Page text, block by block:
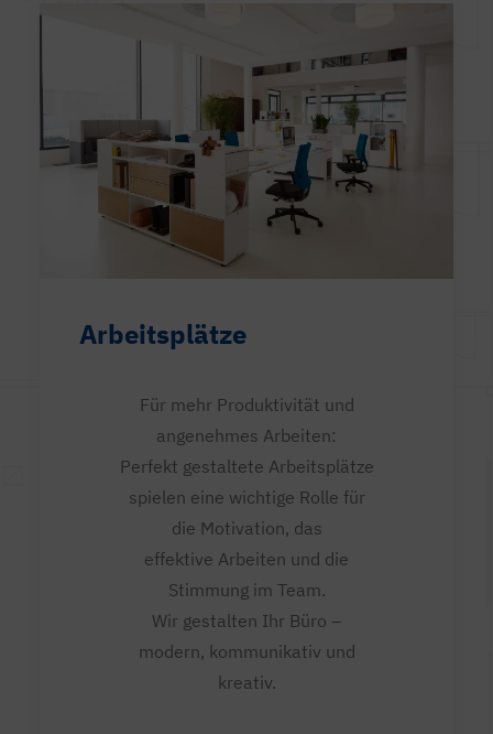
Arbeitsplätze
Für mehr Produktivität und
angenehmes Arbeiten:
Perfekt gestaltete Arbeitsplätze
spielen eine wichtige Rolle für
die Motivation, das
effektive Arbeiten und die
Stimmung im Team.
Wir gestalten Ihr Büro –
modern, kommunikativ und
kreativ.